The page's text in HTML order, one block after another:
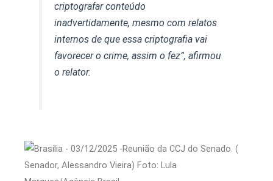
criptografar conteúdo
inadvertidamente, mesmo com relatos
internos de que essa criptografia vai
favorecer o crime, assim o fez”, afirmou
o relator.